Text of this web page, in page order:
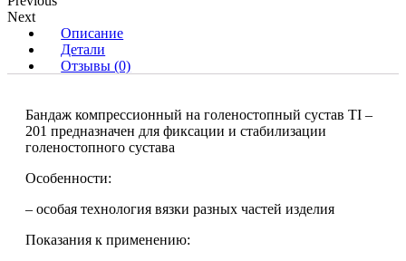
Next
Описание
Детали
Отзывы (0)
Бандаж компрессионный на голеностопный сустав TI –
201 предназначен для фиксации и стабилизации
голеностопного сустава
Особенности:
– особая технология вязки разных частей изделия
Показания к применению: